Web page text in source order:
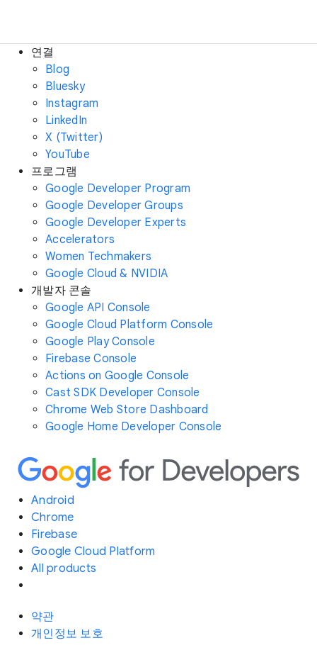
연결
Blog
Bluesky
Instagram
LinkedIn
X (Twitter)
YouTube
프로그램
Google Developer Program
Google Developer Groups
Google Developer Experts
Accelerators
Women Techmakers
Google Cloud & NVIDIA
개발자 콘솔
Google API Console
Google Cloud Platform Console
Google Play Console
Firebase Console
Actions on Google Console
Cast SDK Developer Console
Chrome Web Store Dashboard
Google Home Developer Console
Android
Chrome
Firebase
Google Cloud Platform
All products
약관
개인정보 보호